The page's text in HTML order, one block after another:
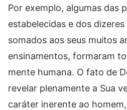
Por exemplo, algumas das
estabelecidas e dos
somados aos seus muitos
ensinamentos, formaram
mente humana. O fato de
revelar plenamente a Sua
caráter inerente ao